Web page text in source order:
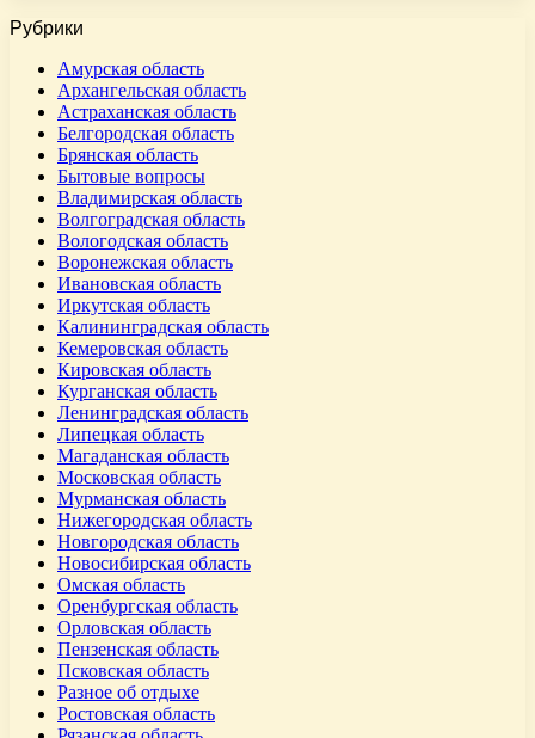
Рубрики
Амурская область
Архангельская область
Астраханская область
Белгородская область
Брянская область
Бытовые вопросы
Владимирская область
Волгоградская область
Вологодская область
Воронежская область
Ивановская область
Иркутская область
Калининградская область
Кемеровская область
Кировская область
Курганская область
Ленинградская область
Липецкая область
Магаданская область
Московская область
Мурманская область
Нижегородская область
Новгородская область
Новосибирская область
Омская область
Оренбургская область
Орловская область
Пензенская область
Псковская область
Разное об отдыхе
Ростовская область